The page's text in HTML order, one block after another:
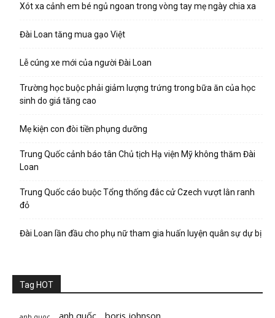
Xót xa cảnh em bé ngủ ngoan trong vòng tay mẹ ngày chia xa
Đài Loan tăng mua gạo Việt
Lễ cúng xe mới của người Đài Loan
Trường học buộc phải giảm lượng trứng trong bữa ăn của học
sinh do giá tăng cao
Mẹ kiện con đòi tiền phụng dưỡng
Trung Quốc cảnh báo tân Chủ tịch Hạ viện Mỹ không thăm Đài
Loan
Trung Quốc cáo buộc Tổng thống đắc cử Czech vượt lằn ranh
đỏ
Đài Loan lần đầu cho phụ nữ tham gia huấn luyện quân sự dự bị
Tag HOT
anh quốc boris johnson